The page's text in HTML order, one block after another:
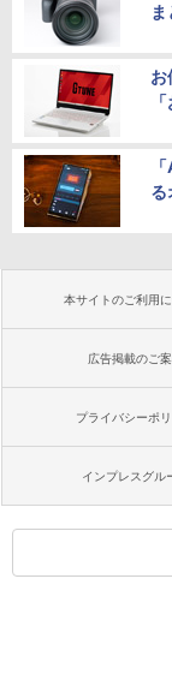
お
る
本サイトのご利用
広告掲載のご
プライバシーポ
インプレスグル